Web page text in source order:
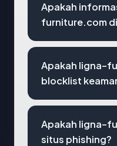
Apakah
furniture.com
Apakah ligna-
blocklist
Apakah ligna-
situs phishing?